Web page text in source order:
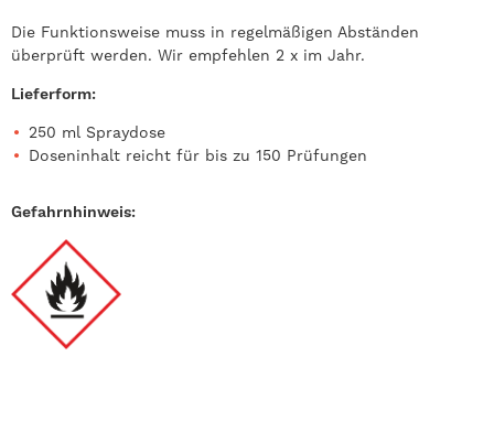
Die Funktionsweise muss in regelmäßigen Abständen
überprüft werden. Wir empfehlen 2 x im Jahr.
Lieferform:
250 ml Spraydose
Doseninhalt reicht für bis zu 150 Prüfungen
Gefahrnhinweis: